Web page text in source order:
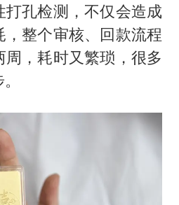
孔检测，不仅会造成
整个审核、回款流程
，耗时又繁琐，很多